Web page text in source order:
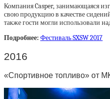
Компания Casper, занимающаяся
свою продукцию в качестве
также гости могли использовали
Подробнее: Фестиваль SXSW 2017
2016
«Спортивное топливо» от